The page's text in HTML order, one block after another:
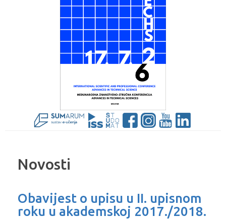
Novosti
Obavijest o upisu u II. upisnom
roku u akademskoj 2017./2018.